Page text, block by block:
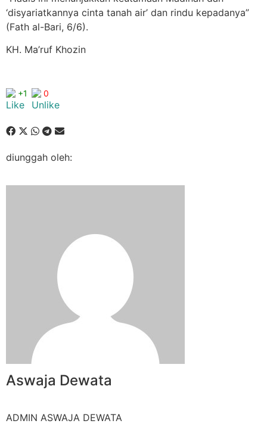
‘disyariatkannya cinta tanah air’ dan rindu kepadanya”
(Fath al-Bari, 6/6).
KH. Ma’ruf Khozin
+1 0
diunggah oleh:
Aswaja Dewata
ADMIN ASWAJA DEWATA